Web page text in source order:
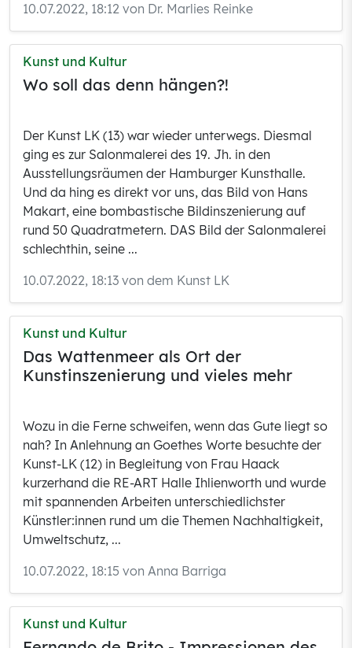
10.07.2022, 18:12 von Dr. Marlies Reinke
Kunst und Kultur
Wo soll das denn hängen?!
Der Kunst LK (13) war wieder unterwegs. Diesmal
ging es zur Salonmalerei des 19. Jh. in den
Ausstellungsräumen der Hamburger Kunsthalle.
Und da hing es direkt vor uns, das Bild von Hans
Makart, eine bombastische Bildinszenierung auf
rund 50 Quadratmetern. DAS Bild der Salonmalerei
schlechthin, seine ...
10.07.2022, 18:13 von dem Kunst LK
Kunst und Kultur
Das Wattenmeer als Ort der
Kunstinszenierung und vieles mehr
Wozu in die Ferne schweifen, wenn das Gute liegt so
nah? In Anlehnung an Goethes Worte besuchte der
Kunst-LK (12) in Begleitung von Frau Haack
kurzerhand die RE-ART Halle Ihlienworth und wurde
mit spannenden Arbeiten unterschiedlichster
Künstler:innen rund um die Themen Nachhaltigkeit,
Umweltschutz, ...
10.07.2022, 18:15 von Anna Barriga
Kunst und Kultur